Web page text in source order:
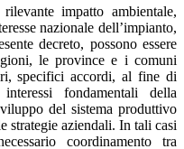
impatto ambientale,
nazionale dell’impianto,
decreto, possono essere
le province e i comuni
specifici accordi, al fine di
fondamentali della
del sistema produttivo
strategie aziendali. In tali casi
coordinamento tra